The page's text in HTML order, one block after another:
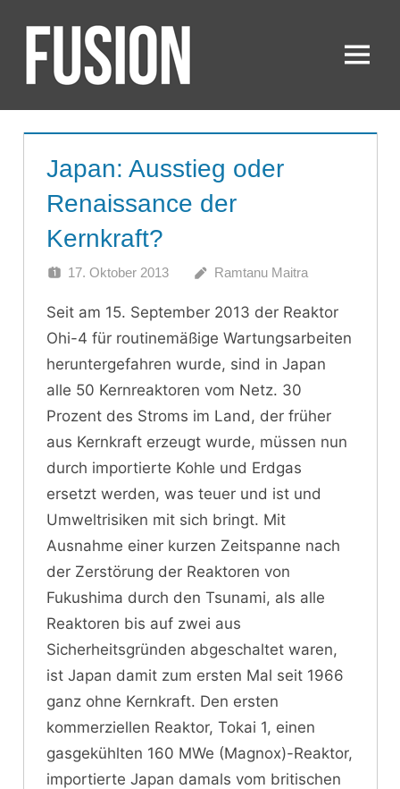
Inhalt
springenFUSION Menü
Japan: Ausstieg oder
Renaissance der
Kernkraft?
17. Oktober 2013 Ramtanu Maitra
Seit am 15. September 2013 der Reaktor
Ohi-4 für routinemäßige Wartungsarbeiten
heruntergefahren wurde, sind in Japan
alle 50 Kernreaktoren vom Netz. 30
Prozent des Stroms im Land, der früher
aus Kernkraft erzeugt wurde, müssen nun
durch importierte Kohle und Erdgas
ersetzt werden, was teuer und ist und
Umweltrisiken mit sich bringt. Mit
Ausnahme einer kurzen Zeitspanne nach
der Zerstörung der Reaktoren von
Fukushima durch den Tsunami, als alle
Reaktoren bis auf zwei aus
Sicherheitsgründen abgeschaltet waren,
ist Japan damit zum ersten Mal seit 1966
ganz ohne Kernkraft. Den ersten
kommerziellen Reaktor, Tokai 1, einen
gasgekühlten 160 MWe (Magnox)-Reaktor,
importierte Japan damals vom britischen